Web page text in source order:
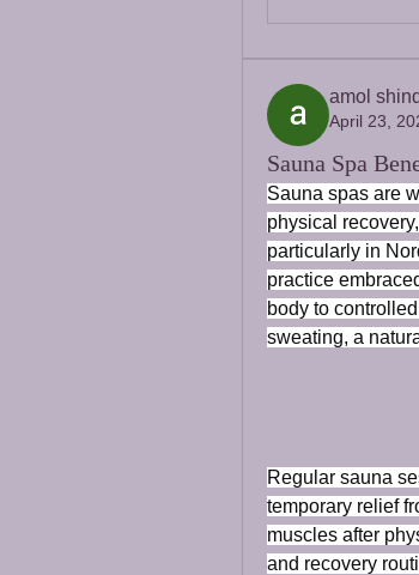
amol
April 23,
Sauna Spa
Sauna spas are
physical
particularly in
practice
body to
sweating, a
Regular sauna
temporary relief
muscles after
and recovery